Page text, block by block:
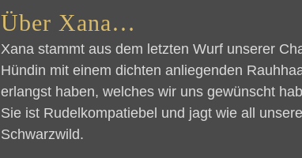
Über Xana…
Xana stammt aus dem letzten Wurf unserer
Hündin mit einem dichten anliegenden
erlangst haben, welches wir uns gewünscht
Sie ist Rudelkompatiebel und jagt wie all
Schwarzwild.